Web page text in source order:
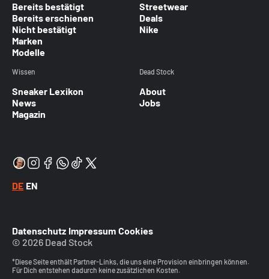
Bereits bestätigt
Bereits erschienen
Nicht bestätigt
Marken
Modelle
Streetwear
Deals
Nike
Wissen
Sneaker Lexikon
News
Magazin
Dead Stock
About
Jobs
DE EN
Datenschutz Impressum Cookies
© 2026 Dead Stock
*Diese Seite enthält Partner-Links, die uns eine Provision einbringen können.
Für Dich entstehen dadurch keine zusätzlichen Kosten.